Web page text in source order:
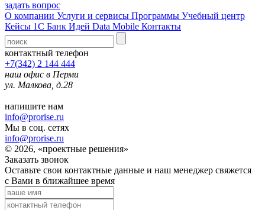
задать вопрос
О компании Услуги и сервисы Программы Учебный центр
Кейсы 1С Банк Идей Data Mobile Контакты
контактный телефон
+7(342) 2 144 444
наш офис в Перми
ул. Малкова, д.28
напишите нам
info@prorise.ru
Мы в соц. сетях
info@prorise.ru
© 2026, «проектные решения»
Заказать звонок
Оставьте свои контактные данные и наш менеджер свяжется
с Вами в ближайшее время